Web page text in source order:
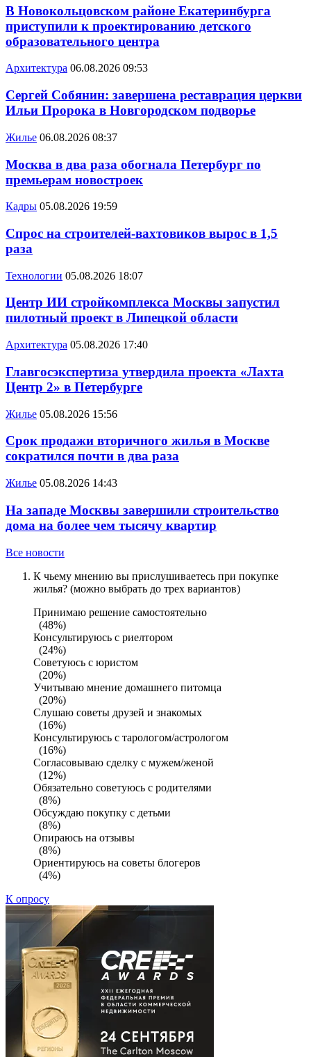
В Новокольцовском районе Екатеринбурга
приступили к проектированию детского
образовательного центра
Архитектура 06.08.2026 09:53
Сергей Собянин: завершена реставрация церкви
Ильи Пророка в Новгородском подворье
Жилье 06.08.2026 08:37
Москва в два раза обогнала Петербург по
премьерам новостроек
Кадры 05.08.2026 19:59
Спрос на строителей-вахтовиков вырос в 1,5
раза
Технологии 05.08.2026 18:07
Центр ИИ стройкомплекса Москвы запустил
пилотный проект в Липецкой области
Архитектура 05.08.2026 17:40
Главгосэкспертиза утвердила проекта «Лахта
Центр 2» в Петербурге
Жилье 05.08.2026 15:56
Срок продажи вторичного жилья в Москве
сократился почти в два раза
Жилье 05.08.2026 14:43
На западе Москвы завершили строительство
дома на более чем тысячу квартир
Все новости
К чьему мнению вы прислушиваетесь при покупке
жилья? (можно выбрать до трех вариантов)
Принимаю решение самостоятельно
(48%)
Консультируюсь с риелтором
(24%)
Советуюсь с юристом
(20%)
Учитываю мнение домашнего питомца
(20%)
Слушаю советы друзей и знакомых
(16%)
Консультируюсь с тарологом/астрологом
(16%)
Согласовываю сделку с мужем/женой
(12%)
Обязательно советуюсь с родителями
(8%)
Обсуждаю покупку с детьми
(8%)
Опираюсь на отзывы
(8%)
Ориентируюсь на советы блогеров
(4%)
К опросу